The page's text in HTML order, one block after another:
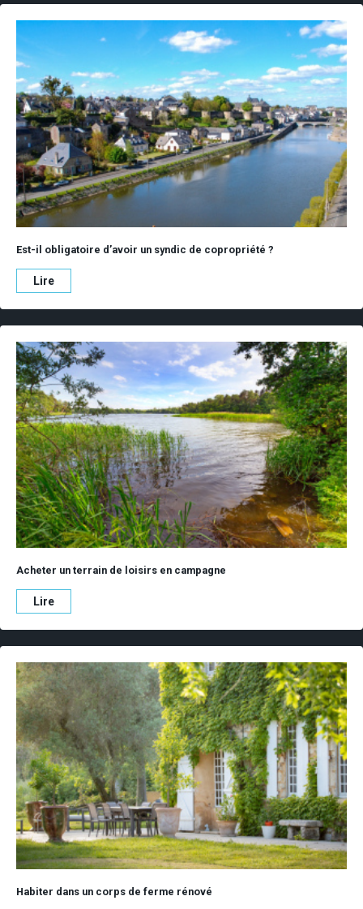
Est-il obligatoire d’avoir un syndic de copropriété ?
Lire
Acheter un terrain de loisirs en campagne
Lire
Habiter dans un corps de ferme rénové